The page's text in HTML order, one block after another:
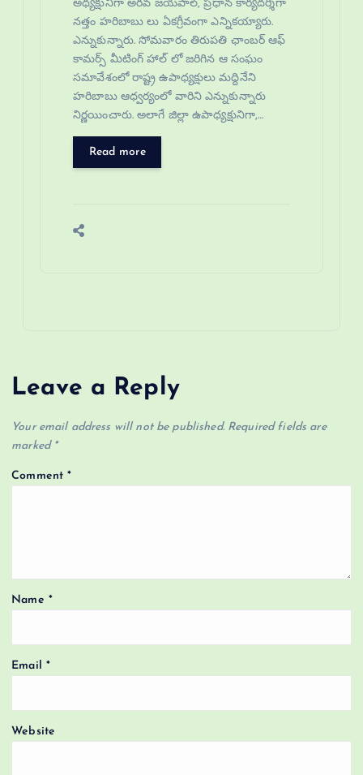
అధ్యక్షునిగా అరవ జయపాల్, ప్రధాన కార్యదర్శిగా
నత్తం హరిబాబు లు ఏకగ్రీవంగా ఎన్నికయ్యారు.
ఎన్నుకున్నారు. సోమవారం తిరుపతి ఛాంబర్ ఆఫ్
కామర్స్ మీటింగ్ హాల్ లో జరిగిన ఆ సంఘం
సమావేశంలో రాష్ట్ర ఉపాధ్యక్షులు మద్దినేని
హరిబాబు ఆధ్వర్యంలో వారిని ఎన్నుకున్నారు
నిర్ణయించారు. అలాగే జిల్లా ఉపాధ్యక్షునిగా,…
Read more
Leave a Reply
Your email address will not be published. Required fields are
marked *
Comment*
Name *
Email *
Website